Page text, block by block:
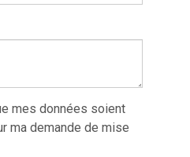
mes données soient
ma demande de mise